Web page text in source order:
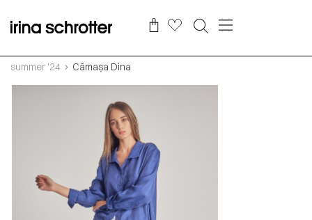
summer '24 Cămașa Dina